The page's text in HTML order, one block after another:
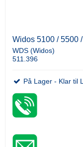
Widos 5100 / 5500
WDS (Widos)
511.396
På Lager - Klar til